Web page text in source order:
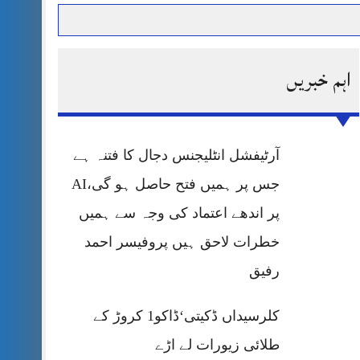
پر قربان
اہم خبریں
آرٹیفشل انٹلیجنس دجال کا فتنہ ہے
جس پر ہمیں فتح حاصل ہو گی،AI
پر اندھے اعتماد کی وجہ سے ہمیں
خطرات لاحق ہیں پروفیسر احمد
رفیق
کلرسیداں ڈکیتی‘ڈاکو1 کروڑ کے
طلائی زیورات لے اڑے